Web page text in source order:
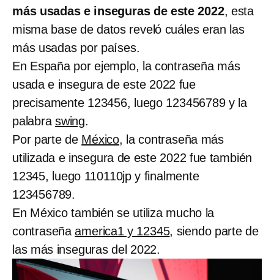
más usadas e inseguras de este 2022, esta
misma base de datos reveló cuáles eran las
más usadas por países.
En España por ejemplo, la contraseña más
usada e insegura de este 2022 fue
precisamente 123456, luego 123456789 y la
palabra swing.
Por parte de México, la contraseña más
utilizada e insegura de este 2022 fue también
12345, luego 110110jp y finalmente
123456789.
En México también se utiliza mucho la
contraseñaamerica1 y 12345, siendo parte de
las más inseguras del 2022.